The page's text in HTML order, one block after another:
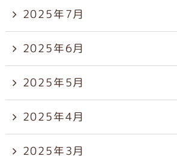
2025年7月
2025年6月
2025年5月
2025年4月
2025年3月